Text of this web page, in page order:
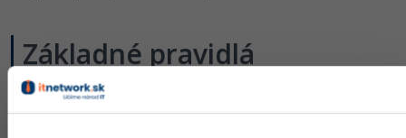
Základné pravidlá
prezentácie